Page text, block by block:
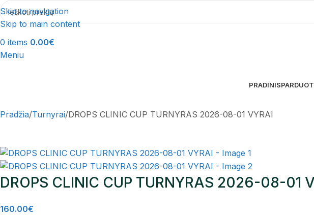
Skip to navigation
Skip to main content
0 items 0.00€
Meniu
PRADINIS
Pradžia Turnyrai DROPS CLINIC CUP TURNYRAS 2026-08-01 VYRAI
DROPS CLINIC CUP TURNYRAS 2026-08-01
160.00€